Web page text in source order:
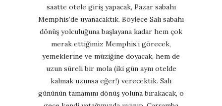
saatte otele giriş yapacak, Pazar sabahı
Memphis’de uyanacaktık. Böylece Salı sabahı
dönüş yolculuğuna başlayana kadar hem çok
merak ettiğimiz Memphis’i görecek,
yemeklerine ve müziğine doyacak, hem de
uzun süreli bir mola (iki gün aynı otelde
kalmak uzunsa eğer!) verecektik. Salı
gününün tamamını dönüş yoluna bırakacak, o